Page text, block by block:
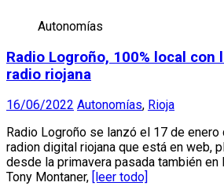
Autonomías
Radio Logroño, 100% local con
radio riojana
16/06/2022 Autonomías, Rioja
Radio Logroño se lanzó el 17 de enero
radion digital riojana que está en web,
desde la primavera pasada también en
Tony Montaner,
[leer todo]